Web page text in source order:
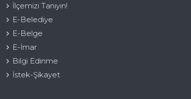
İlçemizi Tanıyın!
E-Belediye
E-Belge
E-İmar
Bilgi Edinme
İstek-Şikayet